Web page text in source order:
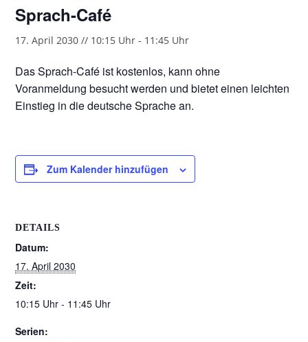
Sprach-Café
17. April 2030 // 10:15 Uhr - 11:45 Uhr
Das Sprach-Café ist kostenlos, kann ohne
Voranmeldung besucht werden und bietet einen leichten
Einstieg in die deutsche Sprache an.
Zum Kalender hinzufügen
DETAILS
Datum:
17. April 2030
Zeit:
10:15 Uhr - 11:45 Uhr
Serien: